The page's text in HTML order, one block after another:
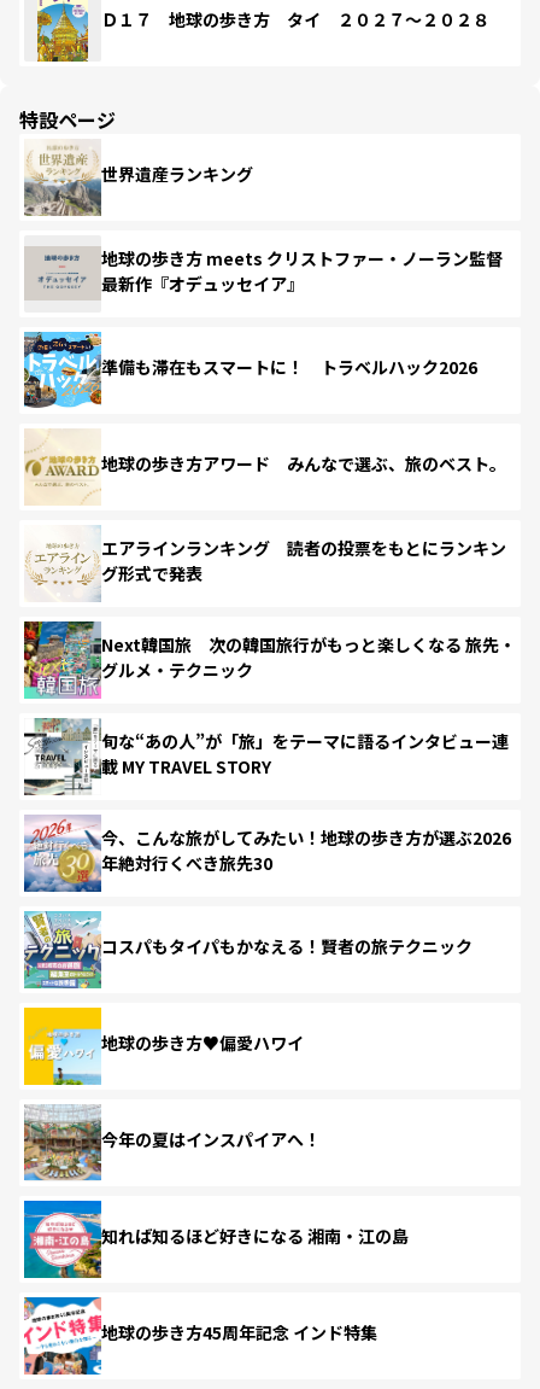
Ｄ１７ 地球の歩き方 タイ ２０２７～２０２８
特設ページ
世界遺産ランキング
地球の歩き方 meets クリストファー・ノーラン監督
最新作『オデュッセイア』
準備も滞在もスマートに！ トラベルハック2026
地球の歩き方アワード みんなで選ぶ、旅のベスト。
エアラインランキング 読者の投票をもとにランキン
グ形式で発表
Next韓国旅 次の韓国旅行がもっと楽しくなる 旅先・
グルメ・テクニック
旬な“あの人”が「旅」をテーマに語るインタビュー連
載 MY TRAVEL STORY
今、こんな旅がしてみたい！地球の歩き方が選ぶ2026
年絶対行くべき旅先30
コスパもタイパもかなえる！賢者の旅テクニック
地球の歩き方♥偏愛ハワイ
今年の夏はインスパイアへ！
知れば知るほど好きになる 湘南・江の島
地球の歩き方45周年記念 インド特集